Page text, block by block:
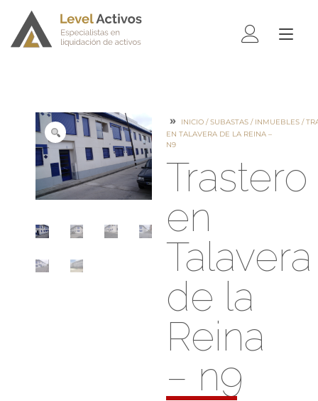
INICIO /SUBASTAS / INMUEBLES /
EN TALAVERA DE LA REINA –
N9
Trastero
en
Talavera
de la
Reina
– n9